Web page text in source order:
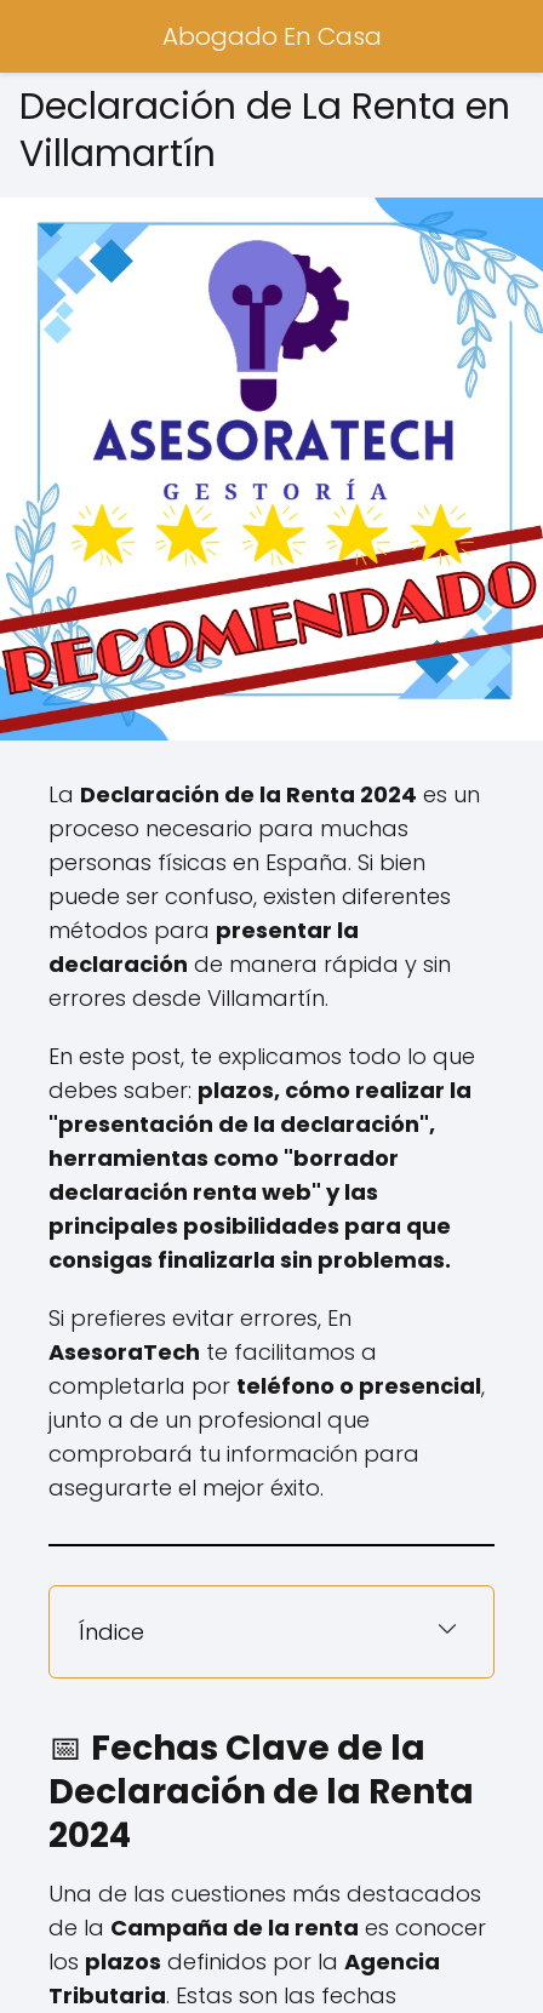
Abogado En Casa
Declaración de La Renta en
Villamartín
La Declaración de la Renta 2024 es un
proceso necesario para muchas
personas físicas en España. Si bien
puede ser confuso, existen diferentes
métodos para presentar la
declaración de manera rápida y sin
errores desde Villamartín.
En este post, te explicamos todo lo que
debes saber: plazos, cómo realizar la
"presentación de la declaración",
herramientas como "borrador
declaración renta web" y las
principales posibilidades para que
consigas finalizarla sin problemas.
Si prefieres evitar errores, En
AsesoraTech te facilitamos a
completarla por teléfono o presencial,
junto a de un profesional que
comprobará tu información para
asegurarte el mejor éxito.
Índice
📅 Fechas Clave de la
Declaración de la Renta
2024
Una de las cuestiones más destacados
de la Campaña de la renta es conocer
los plazos definidos por la Agencia
Tributaria. Estas son las fechas